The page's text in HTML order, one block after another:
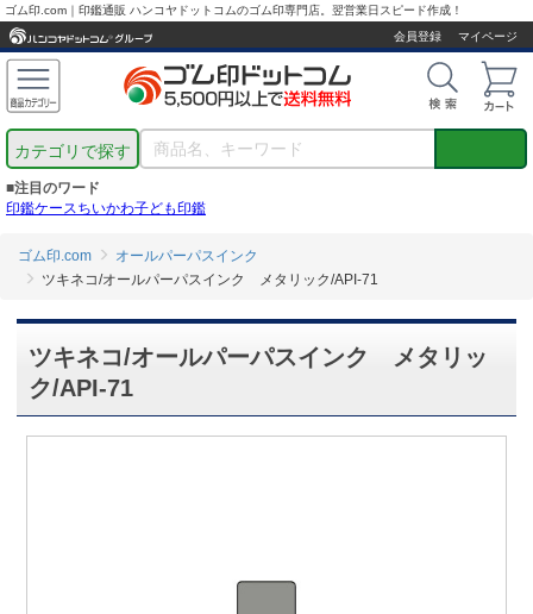
ゴム印.com｜印鑑通販 ハンコヤドットコムのゴム印専門店。翌営業日スピード作成！
会員登録
マイページ
カテゴリで探す
■注目のワード
印鑑ケースちいかわ子ども印鑑
ゴム印.com
オールパーパスインク
ツキネコ/オールパーパスインク メタリック/API-71
ツキネコ/オールパーパスインク メタリッ
ク/API-71